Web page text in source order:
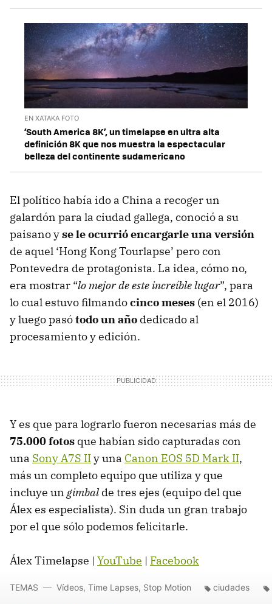
EN XATAKA FOTO
‘South America 8K’, un timelapse en ultra alta
definición 8K que nos muestra la espectacular
belleza del continente sudamericano
El político había ido a China a recoger un
galardón para la ciudad gallega, conoció a su
paisano yse le ocurrió encargarle una versión
de aquel ‘Hong Kong Tourlapse’ pero con
Pontevedra de protagonista. La idea, cómo no,
era mostrar “lo mejor de este increíble lugar”, para
lo cual estuvo filmandocinco meses (en el 2016)
y luego pasótodo un año dedicado al
procesamiento y edición.
Y es que para lograrlo fueron necesarias más de
75.000 fotos que habían sido capturadas con
una Sony A7S IIy una Canon EOS 5D Mark II,
más un completo equipo que utiliza y que
incluye un gimbalde tres ejes (equipo del que
Álex es especialista). Sin duda un gran trabajo
por el que sólo podemos felicitarle.
Álex Timelapse | YouTube | Facebook
TEMAS Vídeos, Time Lapses, Stop Motion ciudades